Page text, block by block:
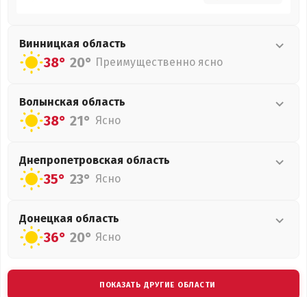
Винницкая область
38° 20° Преимущественно ясно
Волынская область
38° 21° Ясно
Днепропетровская область
35° 23° Ясно
Донецкая область
36° 20° Ясно
ПОКАЗАТЬ ДРУГИЕ ОБЛАСТИ